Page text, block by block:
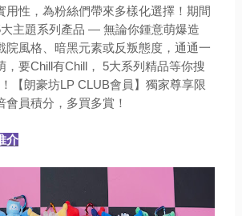
用性，為粉絲們帶來多樣化選擇！期間
主題系列產品 — 無論你鍾意萌爆造
院風格、暗黑元素或反叛態度，通通一
，要Chill有Chill， 5大系列精品等你搜
【朗豪坊LP CLUB會員】獨家尊享限
會員積分，多買多賞！
介